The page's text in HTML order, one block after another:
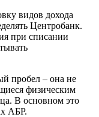
видов дохода
Центробанк.
при списании
пробел – она не
физическим
В основном это
АБР.